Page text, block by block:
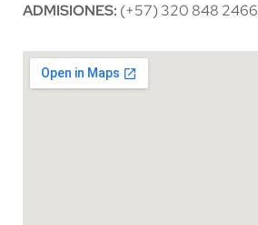
ADMISIONES: (+57) 320 848 2466